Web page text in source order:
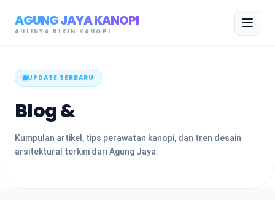
AGUNG JAYA KANOPI
AHLINYA BIKIN KANOPI
UPDATE TERBARU
Blog &
Kumpulan artikel, tips perawatan kanopi, dan tren desain
arsitektural terkini dari Agung Jaya.